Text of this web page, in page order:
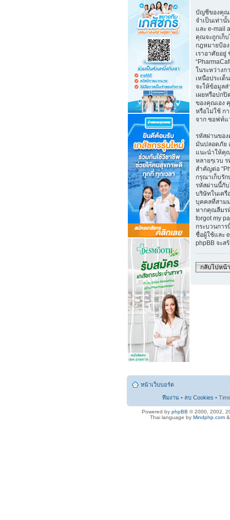
บัญชีของคุณ
จำเป็นเท่านั้
และ e-mail
คุณจะถูกเก็
กฎหมายป้อ
เราอาศัยอ
ในระหว่างก
เหนือประเด็
จะให้ข้อมูล
เผยหรือปก
ของคุณเอง
หรือไม่ใช้ ก
จาก ซอฟท์แ
รหัสผ่านขอ
มันปลอดภัย
แนะนำให้คุ
หลายๆเวบ
สำคัญต่อ
กรุณาเก็บรัก
รหัสผ่านนี้กั
บริษัทในเครื
บุคคลที่สาม
หากคุณลืมร
forgot my
กระบวนกา
ชื่อผู้ใช้และ
phpBB จะส
กลับไปหน้
หน้าเว็บบอร์ด
ทีมงาน • ลบ Cookies •
Powered by phpBB © 2000, 2002,
Thai language by Mindphp.com